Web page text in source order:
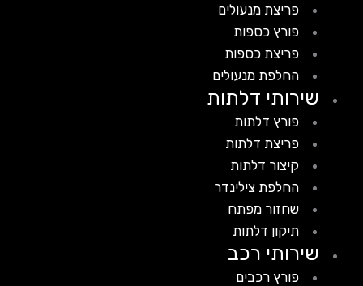
פריצת מנעולים
פורץ כספות
פריצת כספות
החלפת מנעולים
שירותי דלתות
פורץ דלתות
פריצת דלתות
קיצור דלתות
החלפת צילינדר
שחזור מפתח
תיקון דלתות
שירותי רכב
פורץ רכבים